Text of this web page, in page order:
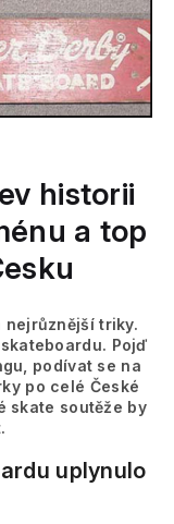
historii
a top
nejrůznější triky.
Pojď
podívat se na
po celé České
skate soutěže by
uplynulo